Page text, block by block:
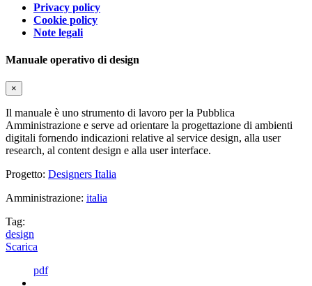
Privacy policy
Cookie policy
Note legali
Manuale operativo di design
×
Il manuale è uno strumento di lavoro per la Pubblica
Amministrazione e serve ad orientare la progettazione di ambienti
digitali fornendo indicazioni relative al service design, alla user
research, al content design e alla user interface.
Progetto: Designers Italia
Amministrazione: italia
Tag:
design
Scarica
pdf